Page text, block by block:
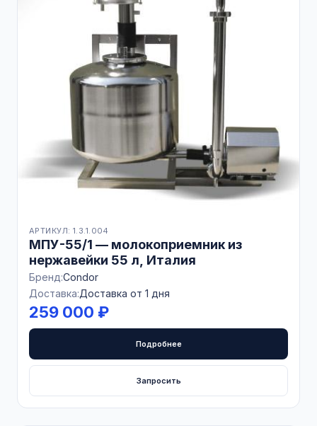
АРТИКУЛ: 1.3.1.004
МПУ-55/1 — молокоприемник из
нержавейки 55 л, Италия
Бренд:Condor
Доставка:Доставка от 1 дня
259 000 ₽
Подробнее
Запросить